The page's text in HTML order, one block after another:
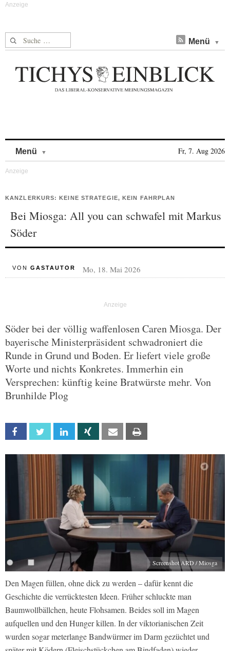
Suche nach: Menü
Menü Fr, 7. Aug 2026
KANZLERKURS: KEINE STRATEGIE, KEIN FAHRPLAN
Bei Miosga: All you can schwafel mit Markus
Söder
VON GASTAUTOR Mo, 18. Mai 2026
Söder bei der völlig waffenlosen Caren Miosga. Der
bayerische Ministerpräsident schwadroniert die
Runde in Grund und Boden. Er liefert viele große
Worte und nichts Konkretes. Immerhin ein
Versprechen: künftig keine Bratwürste mehr. Von
Brunhilde Plog
Facebook Twitter Linkedin Xing Email
Screenshot ARD / Miosga
Den Magen füllen, ohne dick zu werden – dafür kennt die
Geschichte die verrücktesten Ideen. Früher schluckte man
Baumwollbällchen, heute Flohsamen. Beides soll im Magen
aufquellen und den Hunger killen. In der viktorianischen Zeit
wurden sogar meterlange Bandwürmer im Darm gezüchtet und